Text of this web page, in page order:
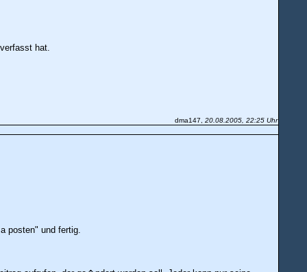
hat.
dma147, 20.08.2005, 22:25 Uhr
posten" und fertig.